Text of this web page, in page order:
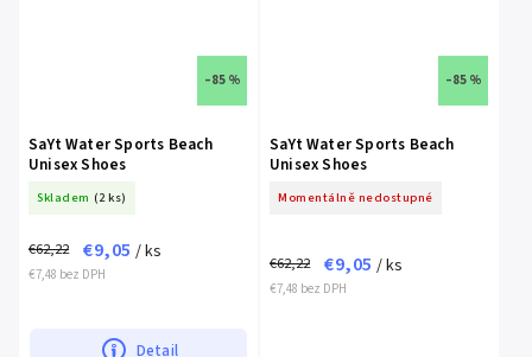
–85 %
SaYt Water Sports Beach
Unisex Shoes
Skladem (2 ks)
€7,48 bez DPH
€62,22 €9,05 / ks
Detail
–85 %
SaYt Water Sports Beach
Unisex Shoes
Momentálně nedostupné
€7,48 bez DPH
€62,22 €9,05 / ks